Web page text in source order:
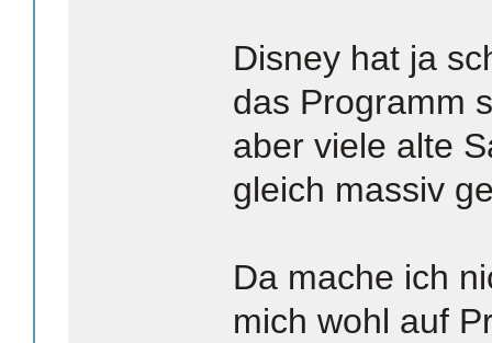
Disney hat ja
das Programm
aber viele alte
gleich massiv
Da mache ich
mich wohl auf